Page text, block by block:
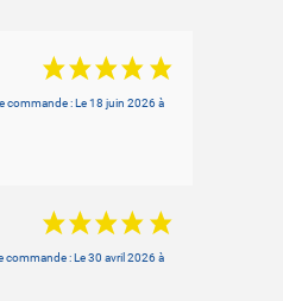
commande : Le 18 juin 2026 à
commande : Le 30 avril 2026 à